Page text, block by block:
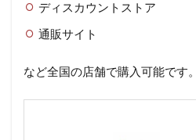
ディスカウントストア
通販サイト
など全国の店舗で購入可能です。